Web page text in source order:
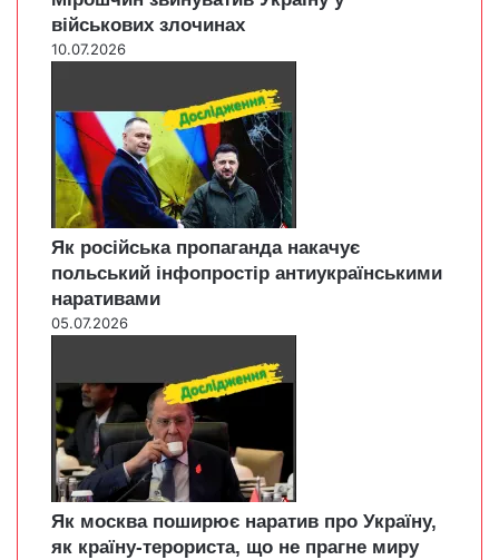
військових злочинах
10.07.2026
Як російська пропаганда накачує
польський інфопростір антиукраїнськими
наративами
05.07.2026
Як москва поширює наратив про Україну,
як країну-терориста, що не прагне миру